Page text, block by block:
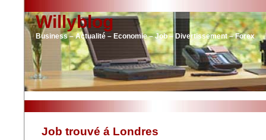
Willyblog
Business – Actualité – Economie – Job – Divertissement – Forex
Job trouvé á Londres